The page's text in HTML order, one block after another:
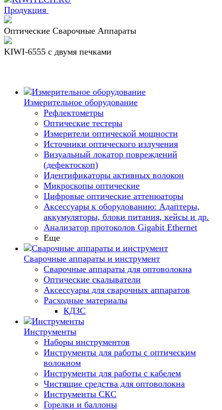
Продукция
Оптические Сварочные Аппараты
KIWI-6555 c двумя печками
Измерительное оборудование
Рефлектометры
Оптические тестеры
Измерители оптической мощности
Источники оптического излучения
Визуальный локатор повреждений
(дефектоскоп)
Идентификаторы активных волокон
Микроскопы оптические
Цифровые оптические аттенюаторы
Аксессуары к оборудованию: Адаптеры,
аккумуляторы, блоки питания, кейсы и др.
Анализатор протоколов Gigabit Ethernet
Еще
Сварочные аппараты и инструмент
Сварочные аппараты для оптоволокна
Оптические скалыватели
Аксессуары для сварочных аппаратов
Расходные материалы
КДЗС
Инструменты
Наборы инструментов
Инструменты для работы с оптическим
волокном
Инструменты для работы с кабелем
Чистящие средства для оптоволокна
Инструменты СКС
Горелки и баллоны